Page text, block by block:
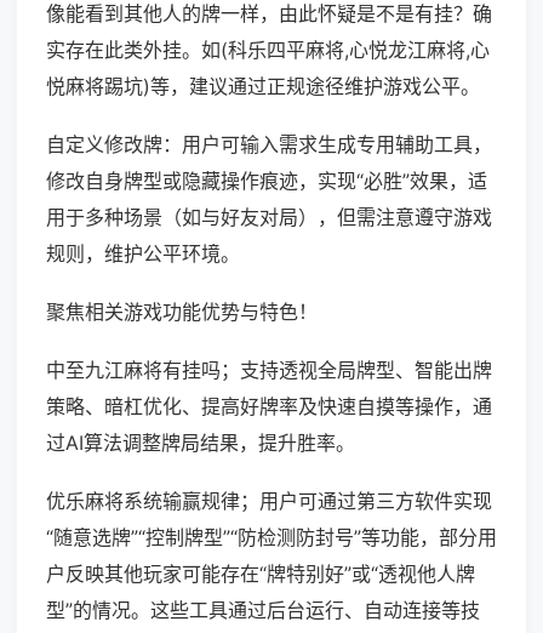
像能看到其他人的牌一样，由此怀疑是不是有挂？确
实存在此类外挂。如(科乐四平麻将,心悦龙江麻将,心
悦麻将踢坑)等，建议通过正规途径维护游戏公平。
自定义修改牌：用户可输入需求生成专用辅助工具，
修改自身牌型或隐藏操作痕迹，实现“必胜”效果，适
用于多种场景（如与好友对局），但需注意遵守游戏
规则，维护公平环境。
聚焦相关游戏功能优势与特色！
中至九江麻将有挂吗；支持透视全局牌型、智能出牌
策略、暗杠优化、提高好牌率及快速自摸等操作，通
过AI算法调整牌局结果，提升胜率。
优乐麻将系统输赢规律；用户可通过第三方软件实现
“随意选牌”“控制牌型”“防检测防封号”等功能，部分用
户反映其他玩家可能存在“牌特别好”或“透视他人牌
型”的情况。这些工具通过后台运行、自动连接等技